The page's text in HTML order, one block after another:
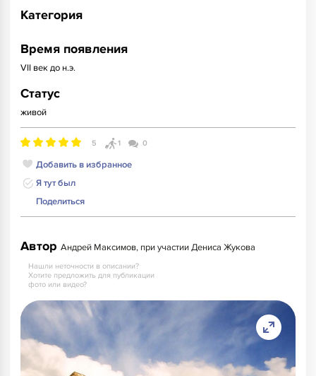
Категория
Время появления
VII век до н.э.
Статус
живой
5 1 0
Добавить в избранное
Я тут был
Поделиться
Автор Андрей Максимов, при участии Дениса Жукова
Нашли неточности в описании?
Хотите предложить для публикации
фото или видео?